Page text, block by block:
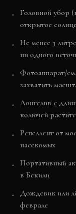
Головной убор
открытое
Не менее 3
ни одного
Фотоаппарат/
захватить
Лонгслив с
колючей
Репеллент от
насекомых
Портативный
в Бекили
Дождевик или
феврале